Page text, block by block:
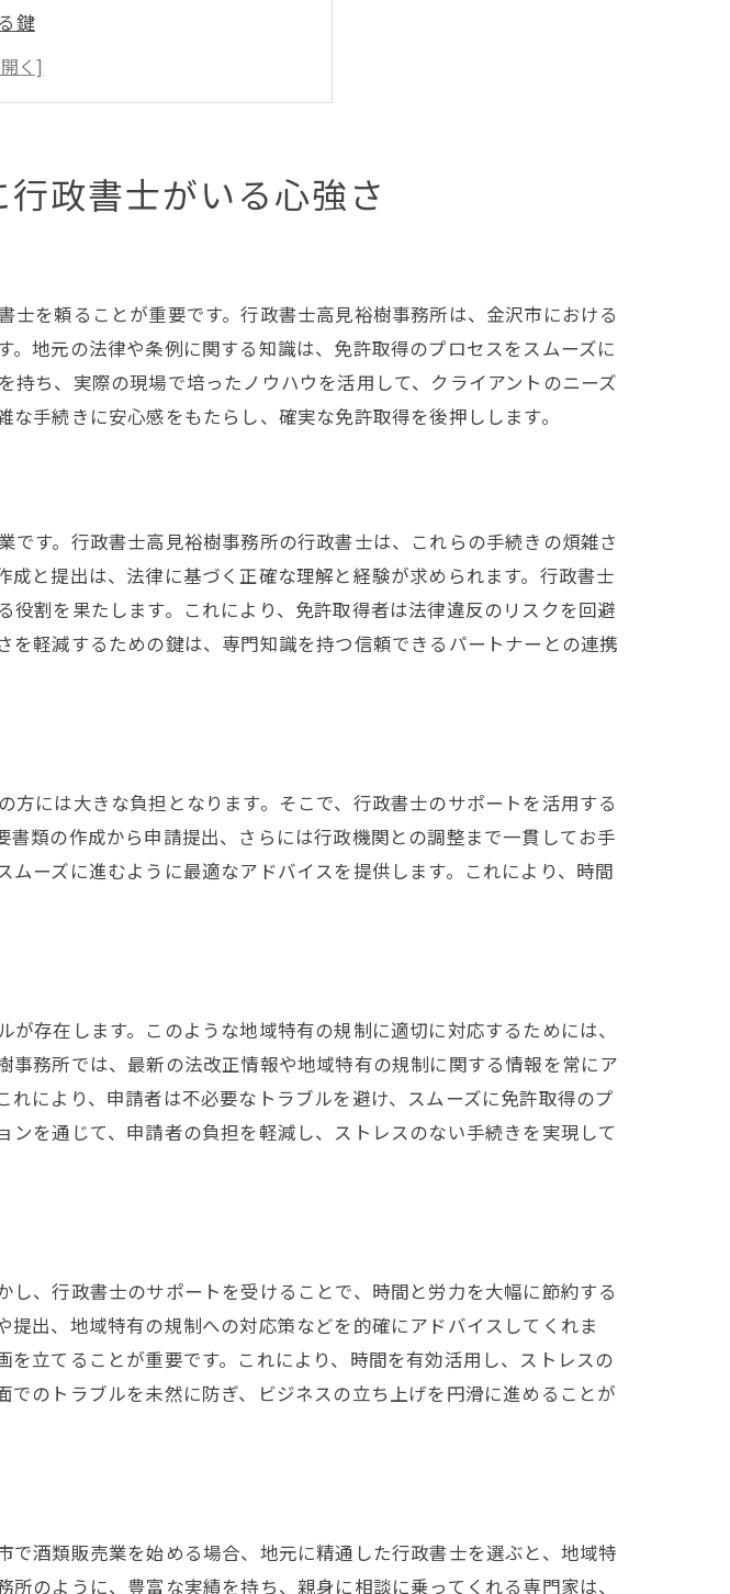
鍵
るサポート
び方
政書士の役割
性
用法
イント
政書士の重要性
流れ
の行政書士のサポート
ビス
性
取得のポイントと行政書士の支援
本
情報
ント
き行政書士のサポート内容
供
割
めの行政書士活用法
政書士がいる心強さ
を頼ることが重要です。行政書士高見裕樹事務所は、金沢市における
地元の法律や条例に関する知識は、免許取得のプロセスをスムーズに
ち、実際の現場で培ったノウハウを活用して、クライアントのニーズ
手続きに安心感をもたらし、確実な免許取得を後押しします。
す。行政書士高見裕樹事務所の行政書士は、これらの手続きの煩雑さ
と提出は、法律に基づく正確な理解と経験が求められます。行政書士
割を果たします。これにより、免許取得者は法律違反のリスクを回避
軽減するための鍵は、専門知識を持つ信頼できるパートナーとの連携
には大きな負担となります。そこで、行政書士のサポートを活用する
類の作成から申請提出、さらには行政機関との調整まで一貫してお手
ーズに進むように最適なアドバイスを提供します。これにより、時間
存在します。このような地域特有の規制に適切に対応するためには、
務所では、最新の法改正情報や地域特有の規制に関する情報を常にア
により、申請者は不必要なトラブルを避け、スムーズに免許取得のプ
を通じて、申請者の負担を軽減し、ストレスのない手続きを実現して
、行政書士のサポートを受けることで、時間と労力を大幅に節約する
出、地域特有の規制への対応策などを的確にアドバイスしてくれま
立てることが重要です。これにより、時間を有効活用し、ストレスの
のトラブルを未然に防ぎ、ビジネスの立ち上げを円滑に進めることが
酒類販売業を始める場合、地元に精通した行政書士を選ぶと、地域特
のように、豊富な実績を持ち、親身に相談に乗ってくれる専門家は、